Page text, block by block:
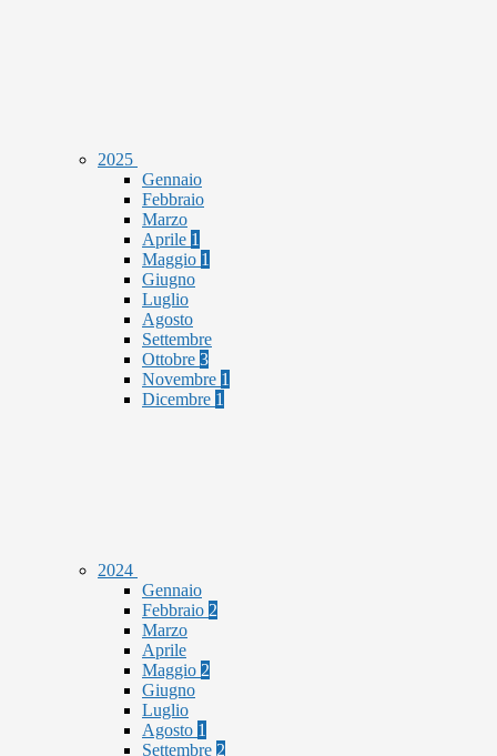
2025
Gennaio
Febbraio
Marzo
Aprile 1
Maggio 1
Giugno
Luglio
Agosto
Settembre
Ottobre 3
Novembre 1
Dicembre 1
2024
Gennaio
Febbraio 2
Marzo
Aprile
Maggio 2
Giugno
Luglio
Agosto 1
Settembre 2